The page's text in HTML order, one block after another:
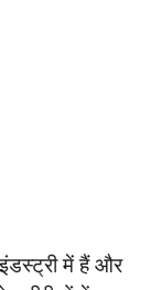
में हैं और